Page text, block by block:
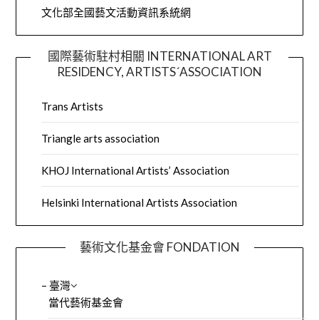
文化部全國藝文活動資訊系統網
國際藝術駐村相關 INTERNATIONAL ART
RESIDENCY, ARTISTS´ASSOCIATION
Trans Artists
Triangle arts association
KHOJ International Artists’ Association
Helsinki International Artists Association
藝術文化基金會 FONDATION
– 臺灣
當代藝術基金會